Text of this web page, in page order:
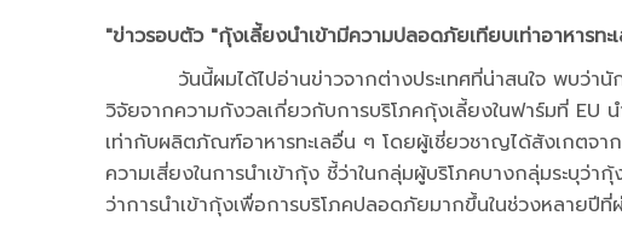
"ข่าวรอบตัว "กุ้งเลี้ยงนำเข้ามีความปลอดภัยเทียบเท่าอาหารทะ
วันนี้ผมได้ไปอ่านข่าวจากต่างประเทศที่น่าสนใจ พบว่านั
วิจัยจากความกังวลเกี่ยวกับการบริโภคกุ้งเลี้ยงในฟาร์มที่
เท่ากับผลิตภัณฑ์อาหารทะเลอื่น ๆ โดยผู้เชี่ยวชาญได้สังเกตจ
ความเสี่ยงในการนำเข้ากุ้ง ชี้ว่าในกลุ่มผู้บริโภคบางกลุ่มระบุ
ว่าการนำเข้ากุ้งเพื่อการบริโภคปลอดภัยมากขึ้นในช่วงหลายปีที่